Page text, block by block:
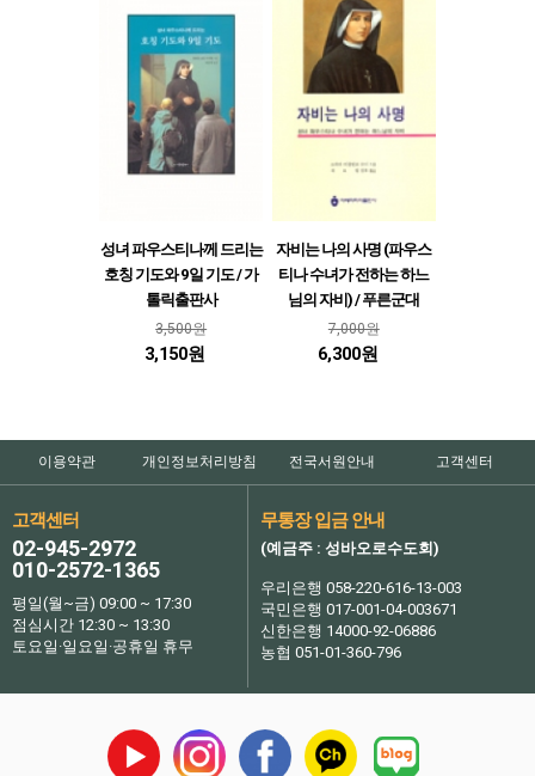
성녀 파우스티나께 드리는
호칭 기도와 9일 기도 / 가
톨릭출판사
3,500원
3,150원
자비는 나의 사명 (파우스
티나 수녀가 전하는 하느
님의 자비) / 푸른군대
7,000원
6,300원
이용약관 개인정보처리방침 전국서원안내 고객센터
고객센터
02-945-2972
010-2572-1365
평일(월~금) 09:00 ~ 17:30
점심시간 12:30 ~ 13:30
토요일·일요일·공휴일 휴무
무통장 입금 안내
(예금주 : 성바오로수도회)
우리은행 058-220-616-13-003
국민은행 017-001-04-003671
신한은행 14000-92-06886
농협 051-01-360-796